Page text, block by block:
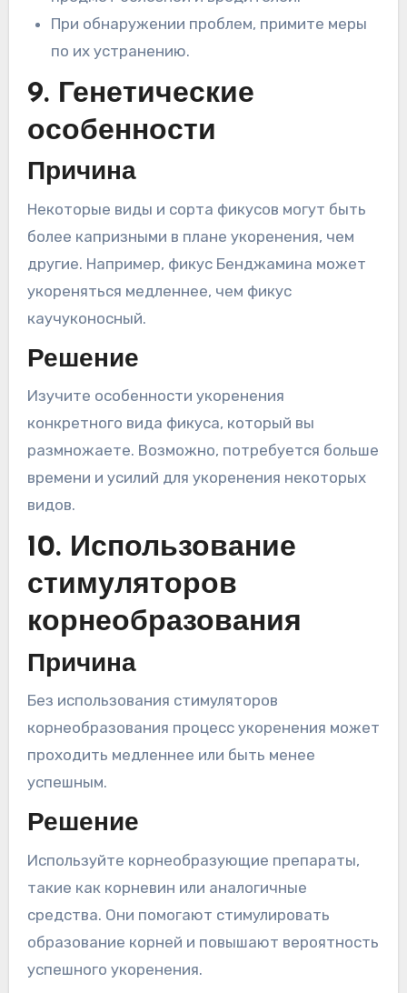
При обнаружении проблем, примите меры
по их устранению.
9. Генетические
особенности
Причина
Некоторые виды и сорта фикусов могут быть
более капризными в плане укоренения, чем
другие. Например, фикус Бенджамина может
укореняться медленнее, чем фикус
каучуконосный.
Решение
Изучите особенности укоренения
конкретного вида фикуса, который вы
размножаете. Возможно, потребуется больше
времени и усилий для укоренения некоторых
видов.
10. Использование
стимуляторов
корнеобразования
Причина
Без использования стимуляторов
корнеобразования процесс укоренения может
проходить медленнее или быть менее
успешным.
Решение
Используйте корнеобразующие препараты,
такие как корневин или аналогичные
средства. Они помогают стимулировать
образование корней и повышают вероятность
успешного укоренения.